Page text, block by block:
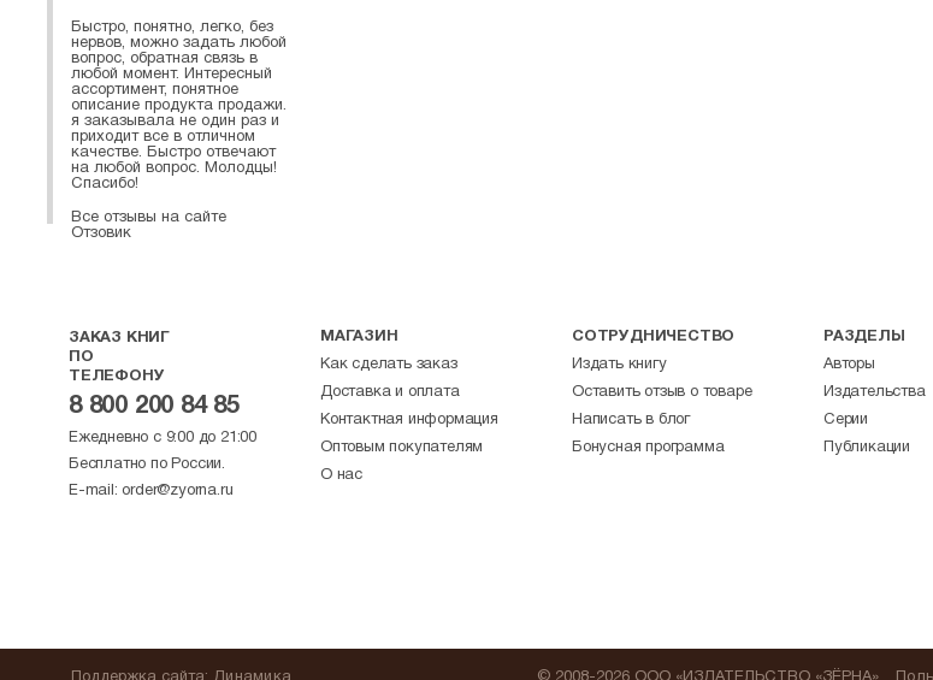
Быстро, понятно, легко, без
нервов, можно задать любой
вопрос, обратная связь в
любой момент. Интересный
ассортимент, понятное
описание продукта продажи.
я заказывала не один раз и
приходит все в отличном
качестве. Быстро отвечают
на любой вопрос. Молодцы!
Спасибо!
Все отзывы на сайте
Отзовик
ЗАКАЗ КНИГ
ПО
ТЕЛЕФОНУ
8 800 200 84 85
Ежедневно с 9:00 до 21:00
Бесплатно по России.
E-mail: order@zyorna.ru
МАГАЗИН
Как сделать заказ
Доставка и оплата
Контактная информация
Оптовым покупателям
О нас
СОТРУДНИЧЕСТВО
Издать книгу
Оставить отзыв о товаре
Написать в блог
Бонусная программа
РАЗДЕЛЫ
Авторы
Издательства
Серии
Публикации